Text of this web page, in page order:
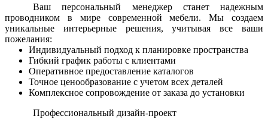
Ваш персональный менеджер станет надежным
проводником в мире современной мебели. Мы создаем
уникальные интерьерные решения, учитывая все ваши
пожелания:
Индивидуальный подход к планировке пространства
Гибкий график работы с клиентами
Оперативное предоставление каталогов
Точное ценообразование с учетом всех деталей
Комплексное сопровождение от заказа до установки
Профессиональный дизайн-проект